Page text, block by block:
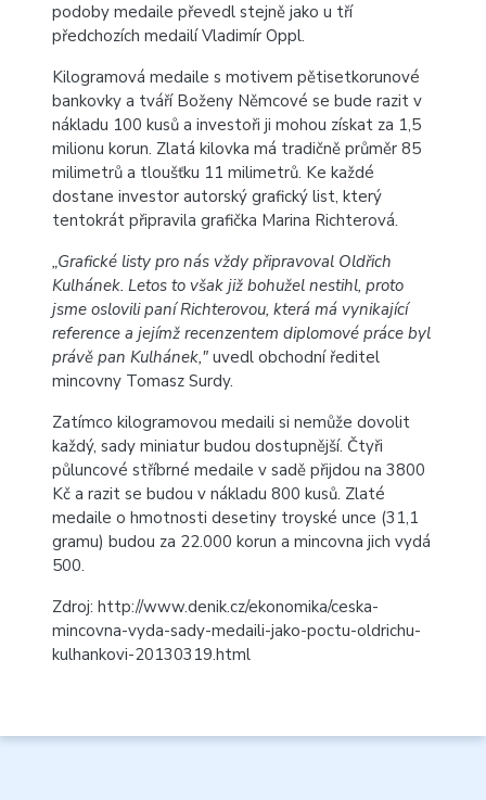
podoby medaile převedl stejně jako u tří
předchozích medailí Vladimír Oppl.
Kilogramová medaile s motivem pětisetkorunové
bankovky a tváří Boženy Němcové se bude razit v
nákladu 100 kusů a investoři ji mohou získat za 1,5
milionu korun. Zlatá kilovka má tradičně průměr 85
milimetrů a tloušťku 11 milimetrů. Ke každé
dostane investor autorský grafický list, který
tentokrát připravila grafička Marina Richterová.
„Grafické listy pro nás vždy připravoval Oldřich
Kulhánek. Letos to však již bohužel nestihl, proto
jsme oslovili paní Richterovou, která má vynikající
reference a jejímž recenzentem diplomové práce byl
právě pan Kulhánek," uvedl obchodní ředitel
mincovny Tomasz Surdy.
Zatímco kilogramovou medaili si nemůže dovolit
každý, sady miniatur budou dostupnější. Čtyři
půluncové stříbrné medaile v sadě přijdou na 3800
Kč a razit se budou v nákladu 800 kusů. Zlaté
medaile o hmotnosti desetiny troyské unce (31,1
gramu) budou za 22.000 korun a mincovna jich vydá
500.
Zdroj: http://www.denik.cz/ekonomika/ceska-
mincovna-vyda-sady-medaili-jako-poctu-oldrichu-
kulhankovi-20130319.html